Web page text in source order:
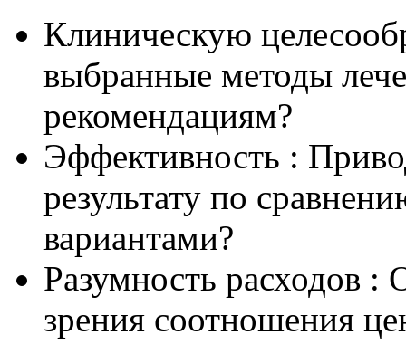
Клиническую
выбранные методы
рекомендациям?
Эффективность :
результату по
вариантами?
Разумность расходов :
зрения соотношения